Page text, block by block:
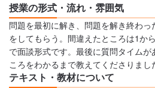
授業の形式・流れ・雰囲気
問題を最初に解き、問題を解き終わ
をしてもらう。間違えたところは1か
で面談形式です。最後に質問タイムが
ころをわかるまで教えてくださりまし
テキスト・教材について